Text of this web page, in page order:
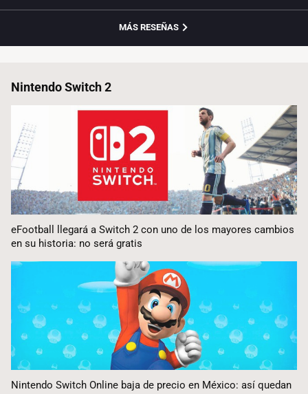
MÁS RESEÑAS
Nintendo Switch 2
eFootball llegará a Switch 2 con uno de los mayores cambios
en su historia: no será gratis
Nintendo Switch Online baja de precio en México: así quedan